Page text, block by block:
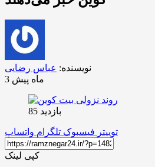
نویسنده: عباس رضایی
3 ماه پیش
بازدید 85
توییتر فیسبوک تلگرام واتساپ
کپی لینک